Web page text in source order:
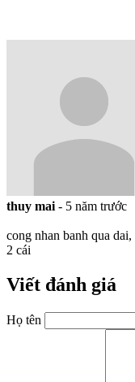
thuy mai - 5 năm trước
cong nhan banh qua
2 cái
Viết đánh giá
Họ tên